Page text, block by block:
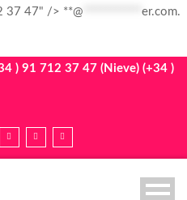
37 47" /> **@
er.com.
) 91 712 37 47 (Nieve) (+34 )